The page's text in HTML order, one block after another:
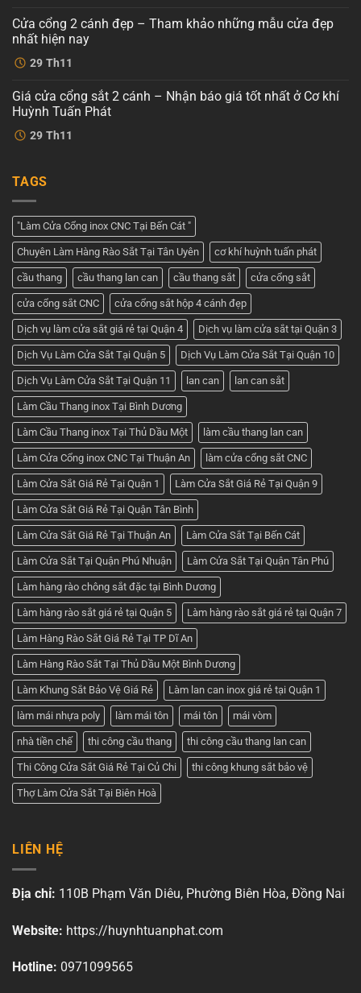
cánh
hiện
đại
tại
Cơ
khí
Phát
luận
ở
Cổng
sắt
cnc
4
Dịch
vụ
tốt
nhất
tại
Tuấn
29 Th11
Cửa cổng 2 cánh đẹp – Tham khảo những mẫu cửa đẹp
nhất hiện nay
Không
có
ở
Cửa
cổng
cánh
khảo
mẫu
đẹp
nhất
hiện
nay
29 Th11
Giá cửa cổng sắt 2 cánh – Nhận báo giá tốt nhất ở Cơ khí
Huỳnh Tuấn Phát
Không
có
Giá
cổng
2
cánh
–
Nhận
báo
giá
tốt
nhất
Cơ
khí
Huỳnh
Tuấn
Phát
TAGS
"Làm Cửa Cổng inox CNC Tại Bến Cát "
Chuyên Làm Hàng Rào Sắt Tại Tân Uyên cơ khí huỳnh tuấn phát
cầu thang cầu thang lan can cầu thang sắt cửa cổng sắt
cửa cổng sắt CNC cửa cổng sắt hộp 4 cánh đẹp
Dịch vụ làm cửa sắt giá rẻ tại Quận 4 Dịch vụ làm cửa sắt tại Quận 3
Dịch Vụ Làm Cửa Sắt Tại Quận 5 Dịch Vụ Làm Cửa Sắt Tại Quận 10
Dịch Vụ Làm Cửa Sắt Tại Quận 11 lan can lan can sắt
Làm Cầu Thang inox Tại Bình Dương
Làm Cầu Thang inox Tại Thủ Dầu Một làm cầu thang lan can
Làm Cửa Cổng inox CNC Tại Thuận An làm cửa cổng sắt CNC
Làm Cửa Sắt Giá Rẻ Tại Quận 1 Làm Cửa Sắt Giá Rẻ Tại Quận 9
Làm Cửa Sắt Giá Rẻ Tại Quận Tân Bình
Làm Cửa Sắt Giá Rẻ Tại Thuận An Làm Cửa Sắt Tại Bến Cát
Làm Cửa Sắt Tại Quận Phú Nhuận Làm Cửa Sắt Tại Quận Tân Phú
Làm hàng rào chông sắt đặc tại Bình Dương
Làm hàng rào sắt giá rẻ tại Quận 5 Làm hàng rào sắt giá rẻ tại Quận 7
Làm Hàng Rào Sắt Giá Rẻ Tại TP Dĩ An
Làm Hàng Rào Sắt Tại Thủ Dầu Một Bình Dương
Làm Khung Sắt Bảo Vệ Giá Rẻ Làm lan can inox giá rẻ tại Quận 1
làm mái nhựa poly làm mái tôn mái tôn mái vòm
nhà tiền chế thi công cầu thang thi công cầu thang lan can
Thi Công Cửa Sắt Giá Rẻ Tại Củ Chi thi công khung sắt bảo vệ
Thợ Làm Cửa Sắt Tại Biên Hoà
LIÊN HỆ
Địa chỉ: 110B Phạm Văn Diêu, Phường Biên Hòa, Đồng Nai
Website: https://huynhtuanphat.com
Hotline: 0971099565